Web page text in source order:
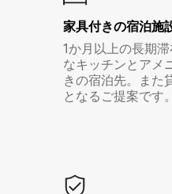
家具付き⁠の宿⁠泊⁠施⁠
1か月以上の長期
なキッチンとアメ
きの宿泊先。また
となるご提案です。